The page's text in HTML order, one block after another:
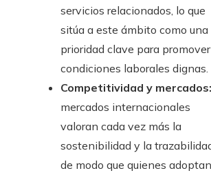
servicios relacionados, lo que
sitúa a este ámbito como una
prioridad clave para promover
condiciones laborales dignas.
Competitividad y mercados:
mercados internacionales
valoran cada vez más la
sostenibilidad y la
de modo que quienes adoptan